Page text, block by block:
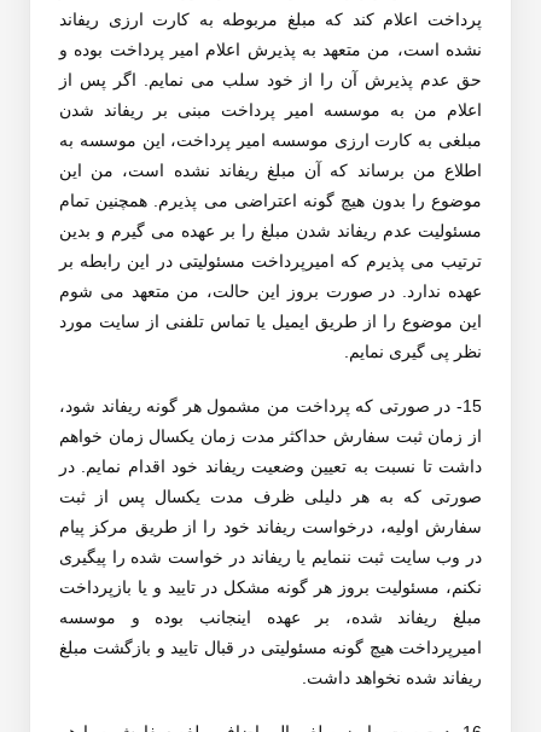
پرداخت اعلام کند که مبلغ مربوطه به کارت ارزی ریفاند
نشده است، من متعهد به پذیرش اعلام امیر پرداخت بوده و
حق عدم پذیرش آن را از خود سلب می نمایم. اگر پس از
اعلام من به موسسه امیر پرداخت مبنی بر ریفاند شدن
مبلغی به کارت ارزی موسسه امیر پرداخت، این موسسه به
اطلاع من برساند که آن مبلغ ریفاند نشده است، من این
موضوع را بدون هیچ گونه اعتراضی می پذیرم. همچنین تمام
مسئولیت عدم ریفاند شدن مبلغ را بر عهده می گیرم و بدین
ترتیب می پذیرم که امیرپرداخت مسئولیتی در این رابطه بر
عهده ندارد. در صورت بروز این حالت، من متعهد می شوم
این موضوع را از طریق ایمیل یا تماس تلفنی از سایت مورد
نظر پی گیری نمایم.
15- در صورتی که پرداخت من مشمول هر گونه ریفاند شود،
از زمان ثبت سفارش حداکثر مدت زمان یکسال زمان خواهم
داشت تا نسبت به تعیین وضعیت ریفاند خود اقدام نمایم. در
صورتی که به هر دلیلی ظرف مدت یکسال پس از ثبت
سفارش اولیه، درخواست ریفاند خود را از طریق مرکز پیام
در وب سایت ثبت ننمایم یا ریفاند در خواست شده را پیگیری
نکنم، مسئولیت بروز هر گونه مشکل در تایید و یا بازپرداخت
مبلغ ریفاند شده، بر عهده اینجانب بوده و موسسه
امیرپرداخت هیچ گونه مسئولیتی در قبال تایید و بازگشت مبلغ
ریفاند شده نخواهد داشت.